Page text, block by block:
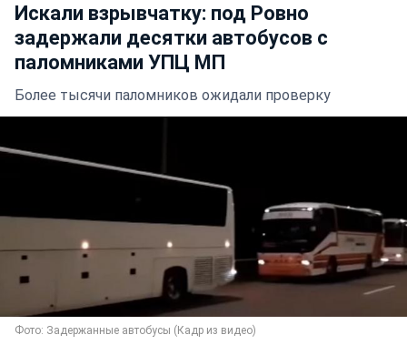
Искали взрывчатку: под Ровно
задержали десятки автобусов с
паломниками УПЦ МП
Более тысячи паломников ожидали проверку
Фото: Задержанные автобусы (Кадр из видео)